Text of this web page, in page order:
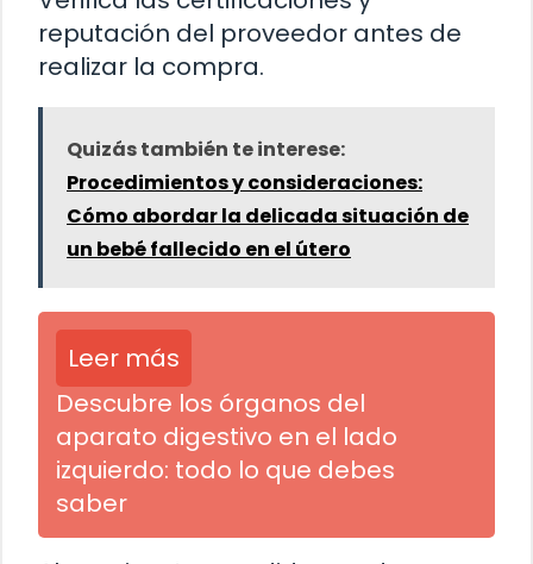
reputación del proveedor antes de
realizar la compra.
Quizás también te interese:
Procedimientos y consideraciones:
Cómo abordar la delicada situación de
un bebé fallecido en el útero
Leer más
Descubre los órganos del
aparato digestivo en el lado
izquierdo: todo lo que debes
saber